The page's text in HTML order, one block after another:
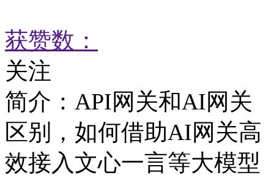
获赞数：
关注
简介： API网关和AI网关
区别，如何借助AI网关高
效接入文心一言等大模型